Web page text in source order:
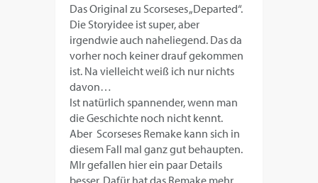
Das Original zu Scorseses „Departed“.
Die Storyidee ist super, aber
irgendwie auch naheliegend. Das da
vorher noch keiner drauf gekommen
ist. Na vielleicht weiß ich nur nichts
davon…
Ist natürlich spannender, wenn man
die Geschichte noch nicht kennt.
Aber Scorseses Remake kann sich in
diesem Fall mal ganz gut behaupten.
MIr gefallen hier ein paar Details
besser. Dafür hat das Remake mehr